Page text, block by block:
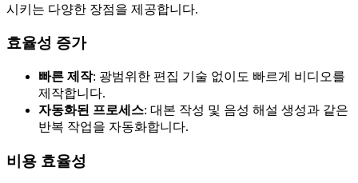
시키는 다양한 장점을 제공합니다.
효율성 증가
빠른 제작: 광범위한 편집 기술 없이도 빠르게 비디오를
제작합니다.
자동화된 프로세스: 대본 작성 및 음성 해설 생성과 같은
반복 작업을 자동화합니다.
비용 효율성